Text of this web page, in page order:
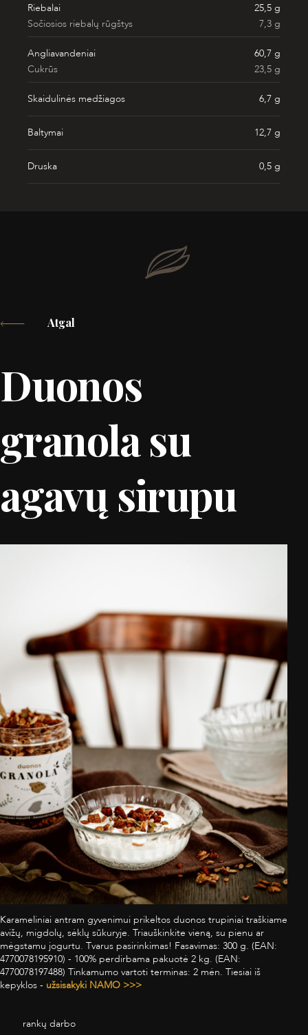
Riebalai
25,5 g
Sočiosios riebalų rūgštys
7,3 g
Angliavandeniai
60,7 g
Cukrūs
23,5 g
Skaidulinės medžiagos 6,7 g
Baltymai 12,7 g
Druska 0,5 g
Atgal
Duonos
granola su
agavų sirupu
Karameliniai antram gyvenimui prikeltos duonos trupiniai traškiame
avižų, migdolų, sėklų sūkuryje. Triauškinkite vieną, su pienu ar
mėgstamu jogurtu. Tvarus pasirinkimas! Fasavimas: 300 g. (EAN:
4770078195910) - 100% perdirbama pakuotė 2 kg. (EAN:
4770078197488) Tinkamumo vartoti terminas: 2 mėn. Tiesiai iš
kepyklos - užsisakyki NAMO >>>
rankų darbo